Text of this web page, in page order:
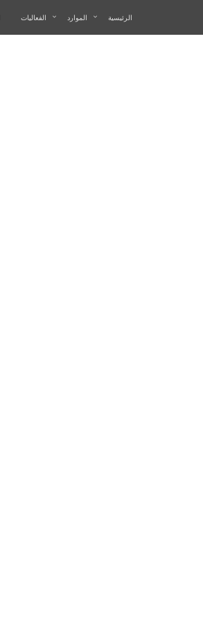
الرئيسية الموارد الفعاليات